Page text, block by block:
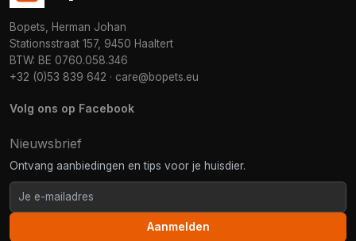
Bopets, Herman Johan
Stationsstraat 157, 9450 Haaltert
BTW: BE 0760.058.346
+32 (0)53 839 642 · care@bopets.eu
Volg ons op Facebook
Nieuwsbrief
Ontvang aanbiedingen en tips voor je huisdier.
Aanmelden